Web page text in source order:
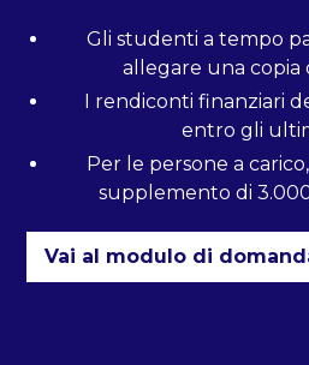
Gli studenti a tempo
allegare una copia
I rendiconti finanziari
entro gli
Per le persone a
supplemento di
Vai al modulo di